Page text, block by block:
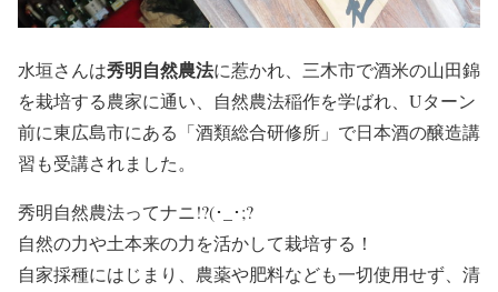
水垣さんは秀明自然農法に惹かれ、三木市で酒米の山田錦
を栽培する農家に通い、自然農法稲作を学ばれ、Uターン
前に東広島市にある「酒類総合研修所」で日本酒の醸造講
習も受講されました。
秀明自然農法ってナニ!?(･_･;?
自然の力や土本来の力を活かして栽培する！
自家採種にはじまり、 農薬や肥料なども一切使用せず 、清